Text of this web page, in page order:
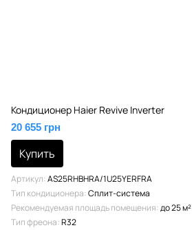
Кондиционер Haier Revive Inverter
20 655 грн
Купить
Артикул AS25RHBHRA/1U25YERFRA
Тип кондиционера Сплит-система
Рекомендуемая площадь помещения до 25 м²
Тип фреона R32